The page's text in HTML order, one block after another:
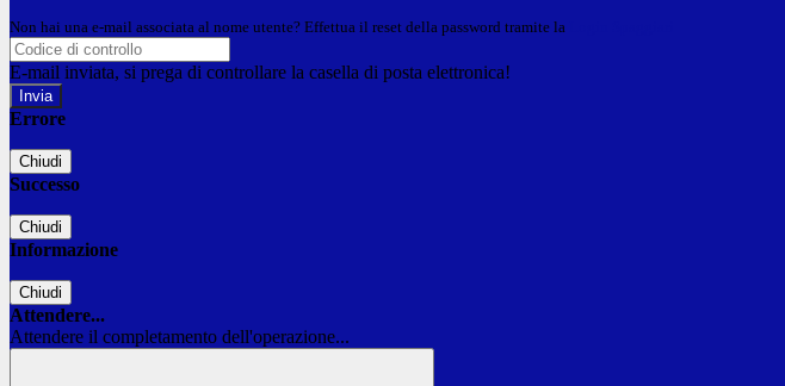
Non hai una e-mail associata al nome utente? Effettua il reset della password tramite la
E-mail inviata, si prega di controllare la casella di posta elettronica!
Errore
Chiudi
Successo
Chiudi
Informazione
Chiudi
Attendere...
Attendere il completamento dell'operazione...